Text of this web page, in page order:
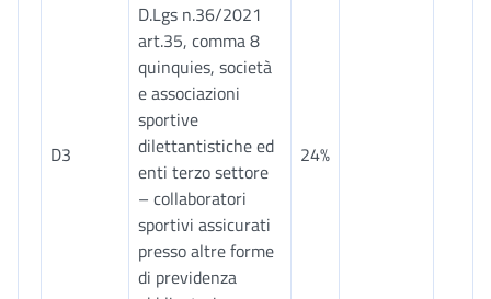
D3
D.Lgs n.36/2021
art.35, comma 8
quinquies, società
e associazioni
sportive
dilettantistiche ed
enti terzo settore
– collaboratori
sportivi assicurati
presso altre forme
di previdenza
24%